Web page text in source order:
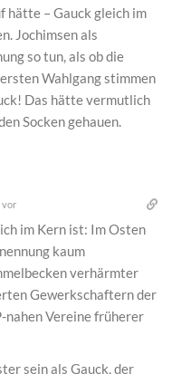
hätte – Gauck gleich im
Jochimsen als
so tun, als ob die
Wahlgang stimmen
Das hätte vermutlich
Socken gehauen.
vor
im Kern ist: Im Osten
kaum
verhärmter
Gewerkschaftern der
nahen Vereine früherer
sein als Gauck, der